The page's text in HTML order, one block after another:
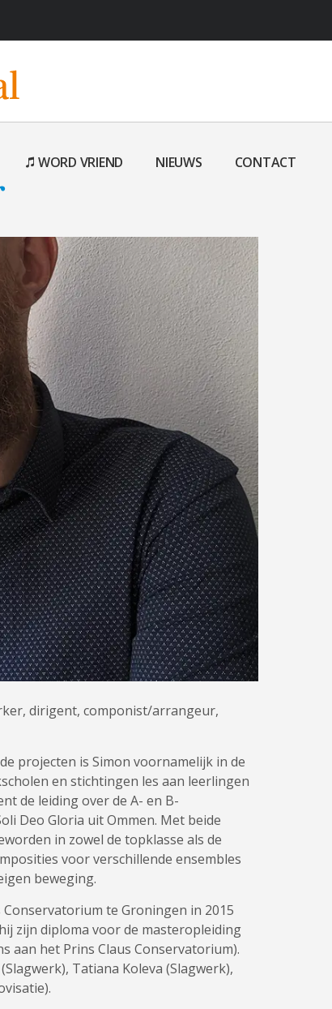
WORD VRIEND NIEUWS CONTACT
dirigent, componist/arrangeur,
projecten is Simon voornamelijk in de
en stichtingen les aan leerlingen
de leiding over de A- en B-
Deo Gloria uit Ommen. Met beide
in zowel de topklasse als de
voor verschillende ensembles
beweging.
te Groningen in 2015
zijn diploma voor de masteropleiding
aan het Prins Claus Conservatorium).
Tatiana Koleva (Slagwerk),